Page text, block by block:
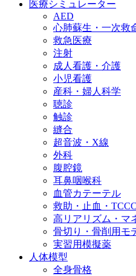
医療シミュレーター
AED
心肺蘇生・一次救
救急医療
注射
成人看護・介護
小児看護
産科・婦人科学
聴診
触診
縫合
超音波・X線
外科
腹腔鏡
耳鼻咽喉科
血管カテーテル
救助・止血・TCCC
高リアリズム・マ
骨切り・骨削用モ
実習用模擬薬
人体模型
全身骨格